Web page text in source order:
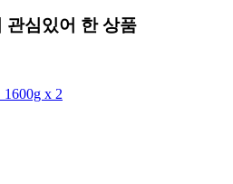
관심있어 한 상품
x 2